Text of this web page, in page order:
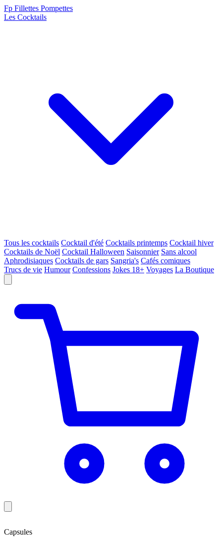
Fp Fillettes Pompettes
Les Cocktails
Tous les cocktails Cocktail d'été Cocktails printemps Cocktail hiver
Cocktails de Noël Cocktail Halloween Saisonnier Sans alcool
Aphrodisiaques Cocktails de gars Sangria's Cafés comiques
Trucs de vie Humour Confessions Jokes 18+ Voyages La Boutique
Capsules